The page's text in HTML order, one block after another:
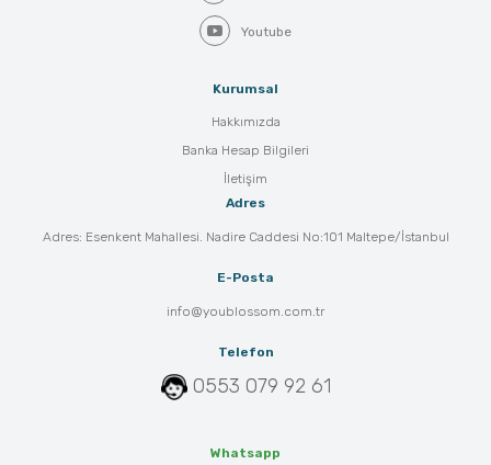
Youtube
Kurumsal
Hakkımızda
Banka Hesap Bilgileri
İletişim
Adres
Adres: Esenkent Mahallesi. Nadire Caddesi No:101 Maltepe/İstanbul
E-Posta
info@youblossom.com.tr
Telefon
0553 079 92 61
Whatsapp